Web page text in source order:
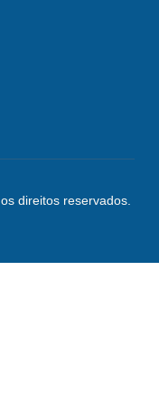
direitos reservados.